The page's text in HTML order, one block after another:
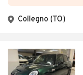
Collegno (TO)